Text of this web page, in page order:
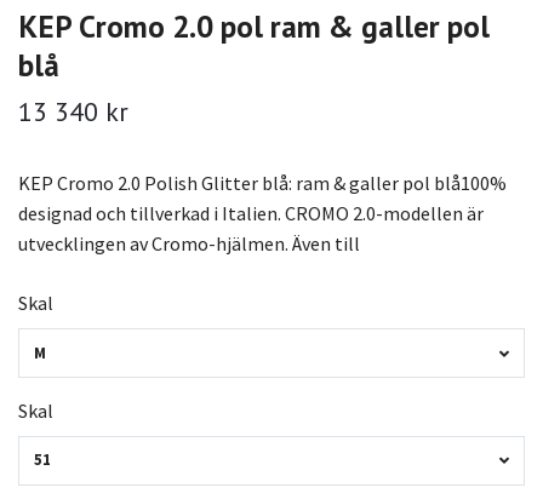
KEP Cromo 2.0 pol ram & galler pol
blå
13 340 kr
KEP Cromo 2.0 Polish Glitter blå: ram & galler pol blå100%
designad och tillverkad i Italien. CROMO 2.0-modellen är
utvecklingen av Cromo-hjälmen. Även till
Skal
M
Skal
51